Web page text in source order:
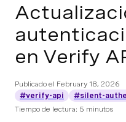
en Verify
Publicado el February 18, 2026
#verify-api
#silent-
Tiempo de lectura: 5 minutos